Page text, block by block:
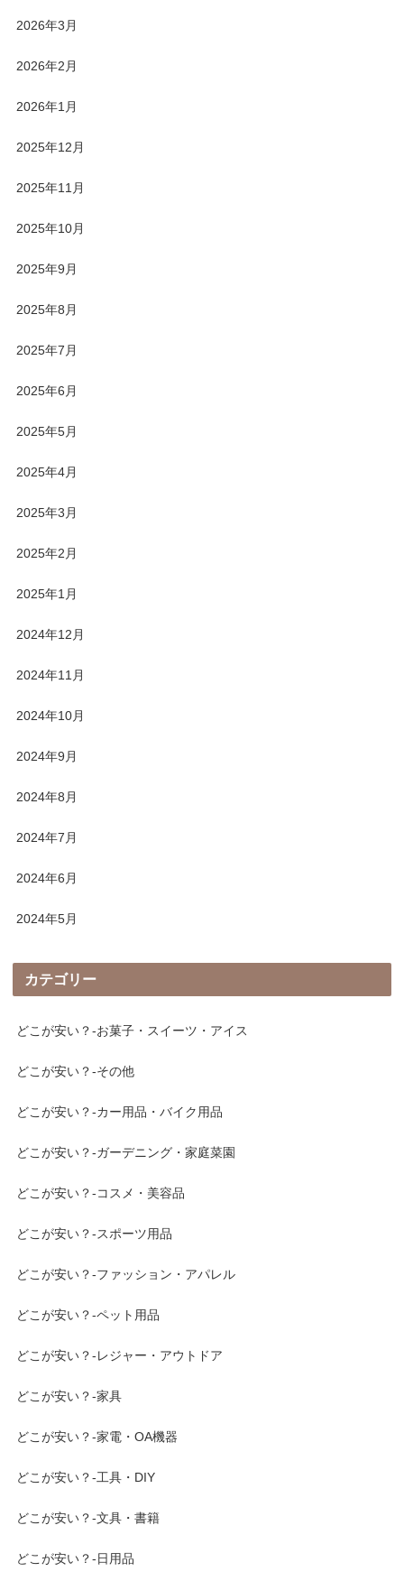
2026年3月
2026年2月
2026年1月
2025年12月
2025年11月
2025年10月
2025年9月
2025年8月
2025年7月
2025年6月
2025年5月
2025年4月
2025年3月
2025年2月
2025年1月
2024年12月
2024年11月
2024年10月
2024年9月
2024年8月
2024年7月
2024年6月
2024年5月
カテゴリー
どこが安い？-お菓子・スイーツ・アイス
どこが安い？-その他
どこが安い？-カー用品・バイク用品
どこが安い？-ガーデニング・家庭菜園
どこが安い？-コスメ・美容品
どこが安い？-スポーツ用品
どこが安い？-ファッション・アパレル
どこが安い？-ペット用品
どこが安い？-レジャー・アウトドア
どこが安い？-家具
どこが安い？-家電・OA機器
どこが安い？-工具・DIY
どこが安い？-文具・書籍
どこが安い？-日用品